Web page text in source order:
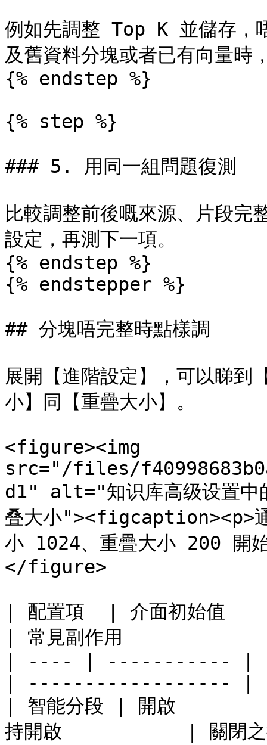
例如先調整 Top K 並儲存，
及舊資料分塊或者已有向量時
{% endstep %}
{% step %}
### 5. 用同一組問題復測
比較調整前後嘅來源、片段完
設定，再測下一項。
{% endstep %}
{% endstepper %}
## 分塊唔完整時點樣調
展開【進階設定】，可以睇到
小】同【重疊大小】。
<figure><img
src="/files/
d1" alt="知识库高级设置中
叠大小"><figcaption><p>通
小 1024、重疊大小 200
</figure>
| 配置項  | 介面初始值
| 常見副作用
| ---- | ----------- |
| ------------------ |
| 智能分段 | 開啟          |
持開啟           | 關閉之